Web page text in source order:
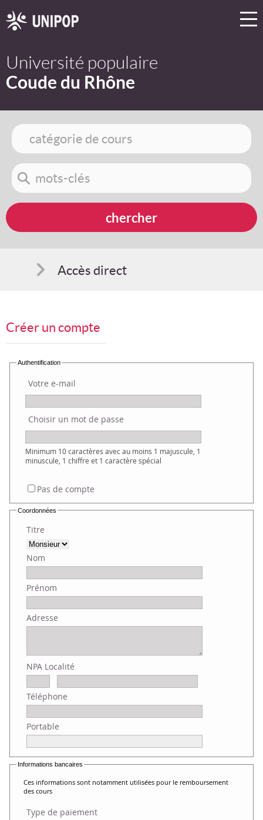
Université populaire
Coude du Rhône
Accès direct
Suggestions
Bon cadeau
Programme en PDF
Créer un compte
Authentification
Votre e-mail
Choisir un mot de passe
Minimum 10 caractères avec au moins 1 majuscule, 1
minuscule, 1 chiffre et 1 caractère spécial
Pas de compte
Coordonnées
Titre
Nom
Prénom
Adresse
NPA Localité
Téléphone
Portable
Informations bancaires
Ces informations sont notamment utilisées pour le remboursement
des cours
Type de paiement